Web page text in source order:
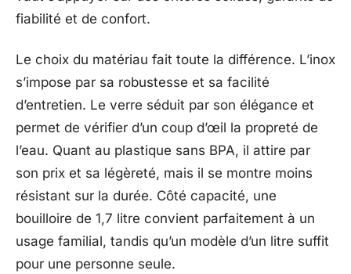
fiabilité et de confort.
Le choix du matériau fait toute la différence. L’inox
s’impose par sa robustesse et sa facilité
d’entretien. Le verre séduit par son élégance et
permet de vérifier d’un coup d’œil la propreté de
l’eau. Quant au plastique sans BPA, il attire par
son prix et sa légèreté, mais il se montre moins
résistant sur la durée. Côté capacité, une
bouilloire de 1,7 litre convient parfaitement à un
usage familial, tandis qu’un modèle d’un litre suffit
pour une personne seule.